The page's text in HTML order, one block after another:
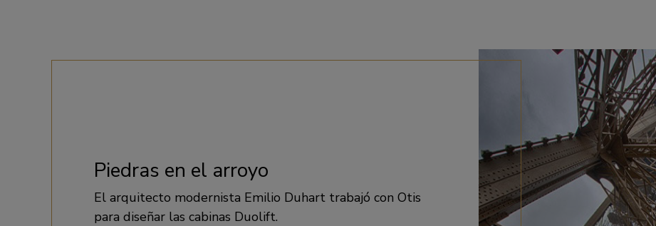
Piedras en el arroyo
El arquitecto modernista Emilio Duhart trabajó con Otis
para diseñar las cabinas Duolift.